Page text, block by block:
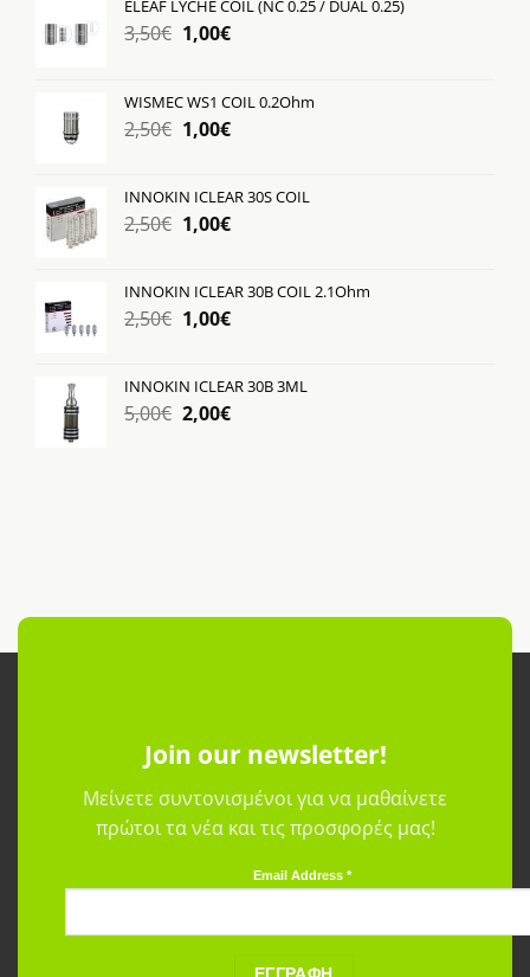
ELEAF LYCHE COIL (NC 0.25 / DUAL 0.25)
3,50€ Original
3,50€.
1,00€Η
είναι:
1,00€.
WISMEC WS1 COIL 0.2Ohm
2,50€ Original
2,50€.
1,00€Η
είναι:
1,00€.
INNOKIN ICLEAR 30S COIL
2,50€ Original
2,50€.
1,00€Η
είναι:
1,00€.
INNOKIN ICLEAR 30B COIL 2.1Ohm
2,50€ Original
2,50€.
1,00€Η
είναι:
1,00€.
INNOKIN ICLEAR 30B 3ML
5,00€ Original
2,00€Η
Join our newsletter!
Μείνετε συντονισμένοι για να μαθαίνετε
πρώτοι τα νέα και τις προσφορές μας!
Email Address *